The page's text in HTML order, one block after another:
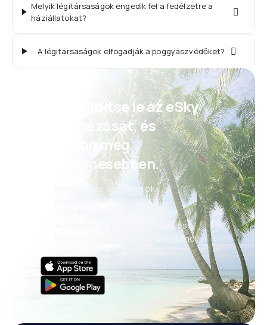
Melyik légitársaságok engedik fel a fedélzetre a
háziállatokat?
A légitársaságok elfogadják a poggyászvédőket?
Psszt! Töltse le az eSky
alkalmazását, és
utazzon még
kényelmesebben.
Minden nap új ajánlatok:
repülőjegyek, nyaralások,
A foglalások kényelmes kezelése
Minden, ami számít, mindig kéznél